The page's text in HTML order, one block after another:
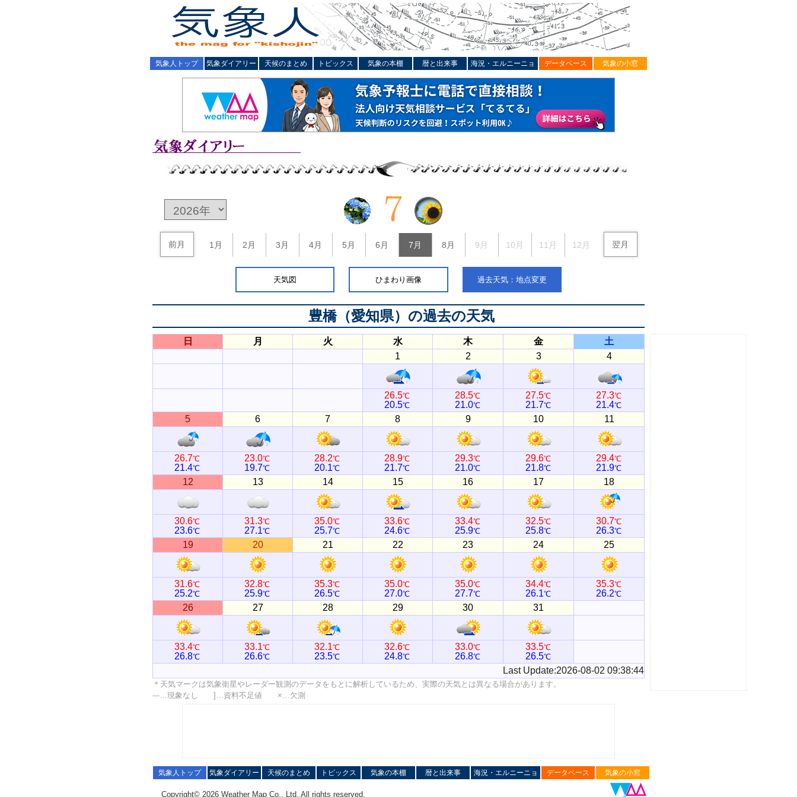
気象人トップ 気象ダイアリー 天候のまとめ トピックス 気象の本棚 暦と出来事 海況・エルニーニョ データベース 気象の小窓
前月 1月 2月 3月 4月 5月 6月 7月 8月 9月 10月 11月 12月 翌月
天気図 ひまわり画像 過去天気：地点変更
豊橋（愛知県） の過去の天気
日 月 火 水 木 金
土
1
2 3 4
26.5℃
20.5℃
28.5℃
21.0℃
27.5℃
21.7℃
27.3℃
21.4℃
5 6 7 8 9 10 11
26.7℃
21.4℃
23.0℃
19.7℃
28.2℃
20.1℃
28.9℃
21.7℃
29.3℃
21.0℃
29.6℃
21.8℃
29.4℃
21.9℃
12 13 14 15 16 17 18
30.6℃
23.6℃
31.3℃
27.1℃
35.0℃
25.7℃
33.6℃
24.6℃
33.4℃
25.9℃
32.5℃
25.8℃
30.7℃
26.3℃
19 20 21 22 23 24 25
31.6℃
25.2℃
32.8℃
25.9℃
35.3℃
26.5℃
35.0℃
27.0℃
35.0℃
27.7℃
34.4℃
26.1℃
35.3℃
26.2℃
26 27 28 29 30 31
33.4℃
26.8℃
33.1℃
26.6℃
32.1℃
23.5℃
32.6℃
24.8℃
33.0℃
26.8℃
33.5℃
26.5℃
Last Update:2026-08-02 09:38:44
＊天気マークは気象衛星やレーダー観測のデータをもとに解析しているため、実際の天気とは異なる場合があります。
---…現象なし ]…資料不足値 ×…欠測
気象人トップ 気象ダイアリー 天候のまとめ トピックス 気象の本棚 暦と出来事 海況・エルニーニョ データベース 気象の小窓
Copyright© 2026 Weather Map Co., Ltd. All rights reserved.